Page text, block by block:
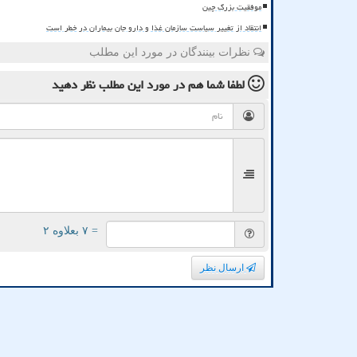
موفقیت بزرگ چین
انتقاد از تغییر سیاست سازمان غذا و دارو جان بیماران در خطر است
نظرات بینندگان در مورد این مطلب
لطفا شما همدر مورد این مطلبنظر دهید
= ۷ بعلاوه ۲
ارسال نظر